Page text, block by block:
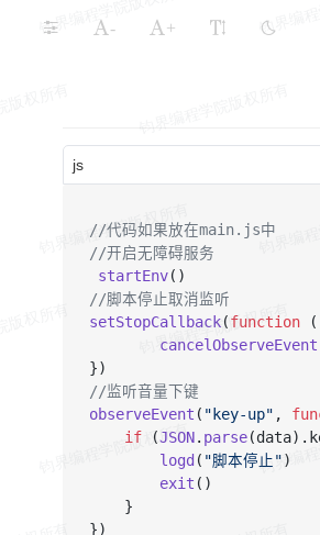
- +
js
//代码如果放在main.js中
//开启无障碍服务
startEnv
//脚本停止取消监听
setStopCallback(function (
cancelObserveEvent
//监听音量下键
observeEvent ( "key-up" ,
if (JSON. parse(data).
logd ( "脚本停止")
exit ()
    }